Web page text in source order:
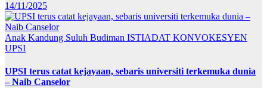
14/11/2025
Anak Kandung Suluh Budiman ISTIADAT KONVOKESYEN
UPSI
UPSI terus catat kejayaan, sebaris universiti terkemuka dunia
– Naib Canselor